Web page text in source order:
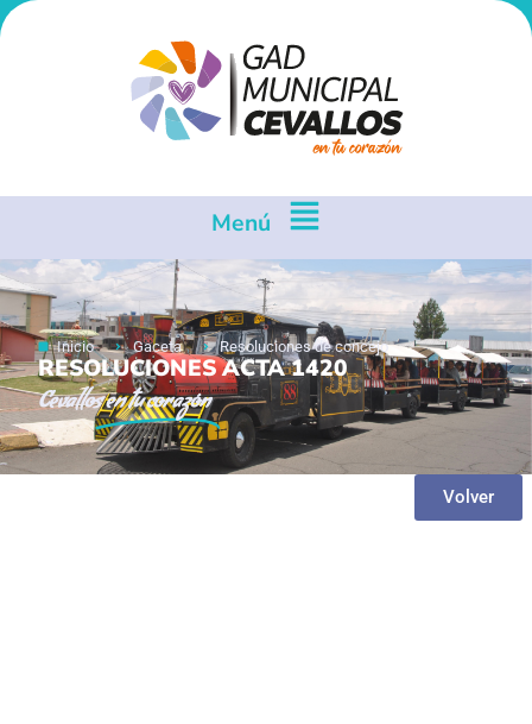
Menú
Inicio Gaceta Resoluciones de concejo
RESOLUCIONES ACTA 1420
Cevallosen tu corazón
Volver